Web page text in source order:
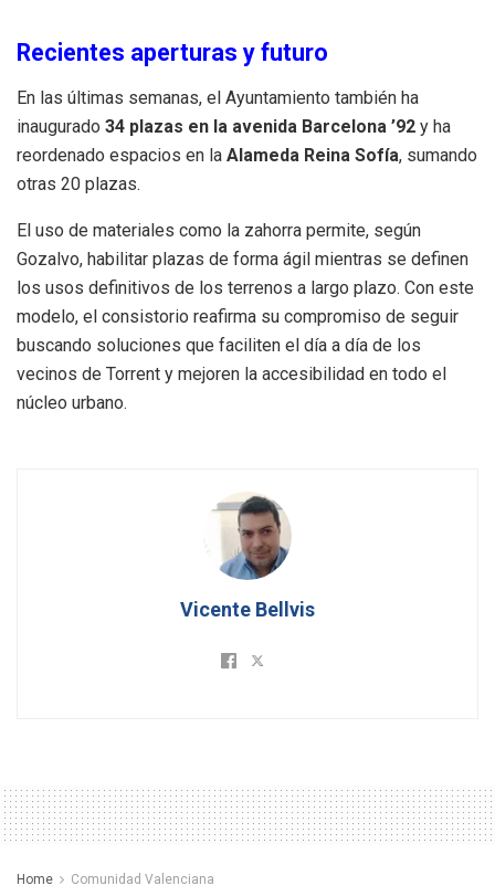
Recientes aperturas y futuro
En las últimas semanas, el Ayuntamiento también ha
inaugurado 34 plazas en la avenida Barcelona ’92 y ha
reordenado espacios en la Alameda Reina Sofía, sumando
otras 20 plazas.
El uso de materiales como la zahorra permite, según
Gozalvo, habilitar plazas de forma ágil mientras se definen
los usos definitivos de los terrenos a largo plazo. Con este
modelo, el consistorio reafirma su compromiso de seguir
buscando soluciones que faciliten el día a día de los
vecinos de Torrent y mejoren la accesibilidad en todo el
núcleo urbano.
Vicente Bellvis
Home Comunidad Valenciana